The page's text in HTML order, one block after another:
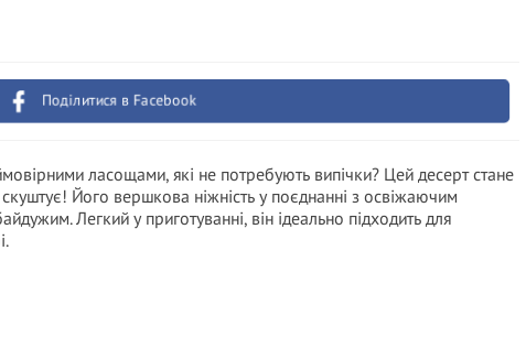
Поділитися в Facebook
ласощами, які не потребують випічки? Цей десерт стане
Його вершкова ніжність у поєднанні з освіжаючим
Легкий у приготуванні, він ідеально підходить для